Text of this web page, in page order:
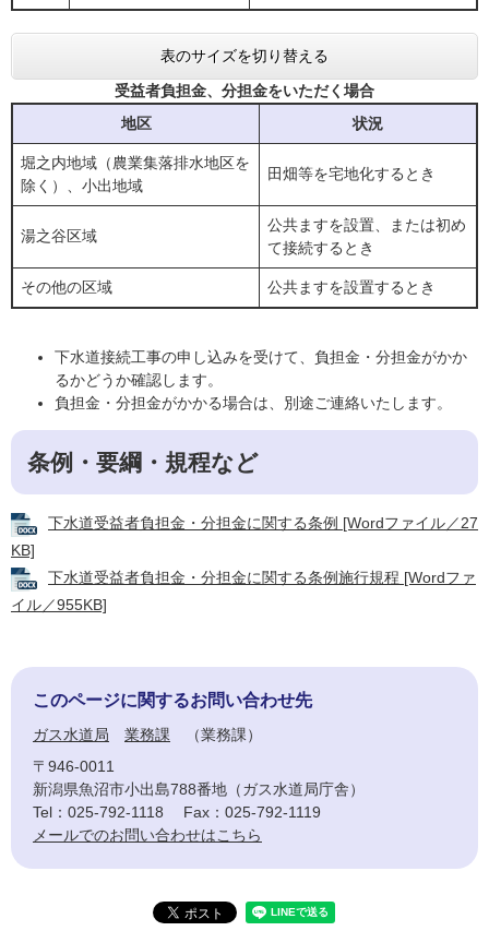
表のサイズを切り替える
受益者負担金、分担金をいただく場合
地区
状況
堀之内地域（農業集落排水地区を
除く）、小出地域
田畑等を宅地化するとき
湯之谷区域
公共ますを設置、または初め
て接続するとき
その他の区域 公共ますを設置するとき
下水道接続工事の申し込みを受けて、負担金・分担金がかか
るかどうか確認します。
負担金・分担金がかかる場合は、別途ご連絡いたします。
条例・要綱・規程など
下水道受益者負担金・分担金に関する条例 [Wordファイル／27
KB]
下水道受益者負担金・分担金に関する条例施行規程 [Wordファ
イル／955KB]
このページに関するお問い合わせ先
ガス水道局 業務課
業務課
〒946-0011
新潟県魚沼市小出島788番地（ガス水道局庁舎）
Tel：025-792-1118
Fax：025-792-1119
メールでのお問い合わせはこちら